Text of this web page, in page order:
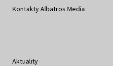
Kontakty Albatros Media
Aktuality